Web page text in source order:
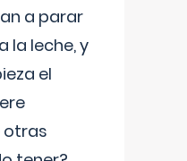
a parar
la leche, y
el
otras